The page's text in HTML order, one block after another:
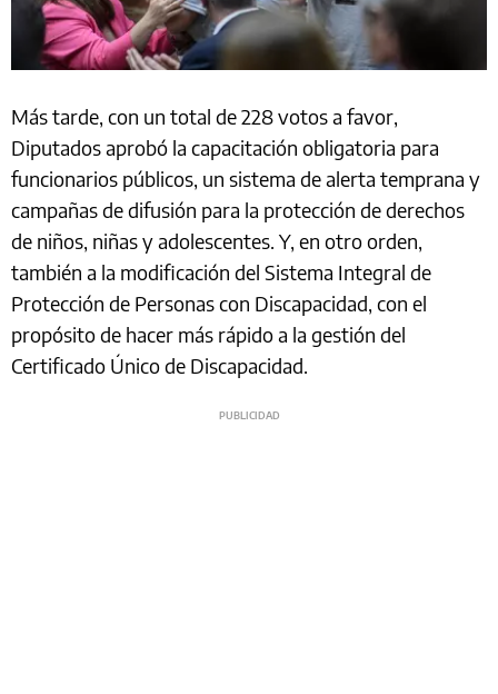
Más tarde, con un total de 228 votos a favor,
Diputados aprobó la capacitación obligatoria para
funcionarios públicos, un sistema de alerta temprana y
campañas de difusión para la protección de derechos
de niños, niñas y adolescentes. Y, en otro orden,
también a la modificación del Sistema Integral de
Protección de Personas con Discapacidad, con el
propósito de hacer más rápido a la gestión del
Certificado Único de Discapacidad.